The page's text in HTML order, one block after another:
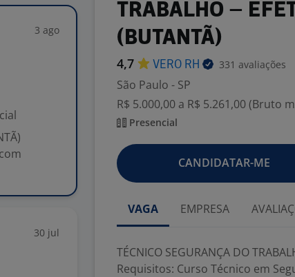
3 ago
30 jul
TRABALHO –
(BUTANTÃ)
4,7 VERO RH 331 avaliações
São Paulo - SP
R$ 5.000,00 a R$ 5.261,00 (Bruto
Presencial
CANDIDATAR-ME
VAGA EMPRESA
TÉCNICO SEGURANÇA DO
Requisitos: Curso Técnico em